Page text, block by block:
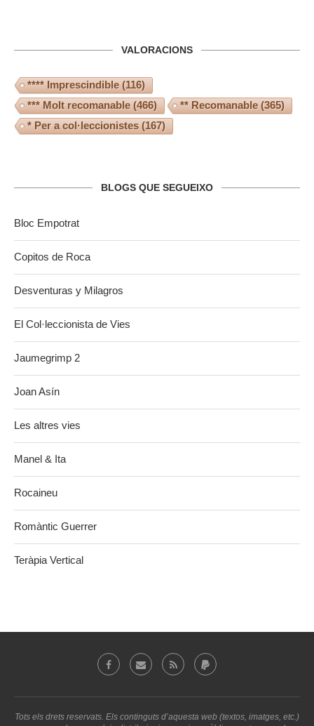
VALORACIONS
**** Imprescindible(116)
*** Molt recomanable(466) ** Recomanable(365)
* Per a col·leccionistes (167)
BLOGS QUE SEGUEIXO
Bloc Empotrat
Copitos de Roca
Desventuras y Milagros
El Col·leccionista de Vies
Jaumegrimp 2
Joan Asín
Les altres vies
Manel & Ita
Rocaineu
Romàntic Guerrer
Teràpia Vertical
Tots els drets reservats. Els continguts d’aquesta web (textos, imatges, etc.)